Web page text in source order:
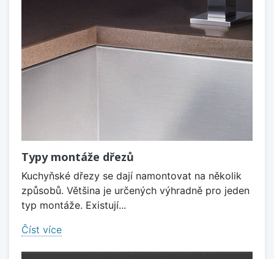
Typy montáže dřezů
Kuchyňské dřezy se dají namontovat na několik
způsobů. Většina je určených výhradně pro jeden
typ montáže. Existují...
Číst více